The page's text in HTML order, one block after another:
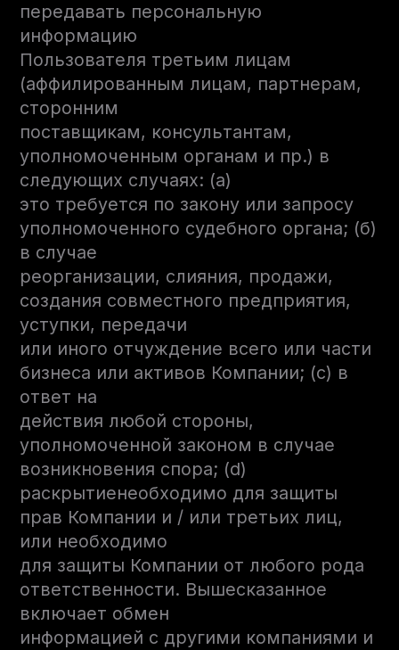
передавать персональную
информацию
Пользователя третьим лицам
(аффилированным лицам, партнерам,
сторонним
поставщикам, консультантам,
уполномоченным органам и пр.) в
следующих случаях: (а)
это требуется по закону или запросу
уполномоченного судебного органа; (б)
в случае
реорганизации, слияния, продажи,
создания совместного предприятия,
уступки, передачи
или иного отчуждение всего или части
бизнеса или активов Компании; (c) в
ответ на
действия любой стороны,
уполномоченной законом в случае
возникновения спора; (d)
раскрытиенеобходимо для защиты
прав Компании и / или третьих лиц,
или необходимо
для защиты Компании от любого рода
ответственности. Вышесказанное
включает обмен
информацией с другими компаниями и